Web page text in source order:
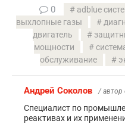
0 adblue
выхлопные газы
двигатель
мощности
обслуживание
Андрей Соколов / автор
Специалист по
реактивах и их